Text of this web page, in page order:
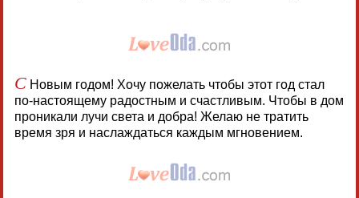
СНовым годом! Хочу пожелать чтобы этот год стал
по-настоящему радостным и счастливым. Чтобы в дом
проникали лучи света и добра! Желаю не тратить
время зря и наслаждаться каждым мгновением.